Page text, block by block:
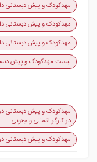
مهدکودک و پیش دبستانی
مهدکودک و پیش دبستانی
مهدکودک و پیش دبستانی
لیست مهدکودک و پیش
مهدکودک و پیش دبستانی
در کارگر شمالی و جنوبی
مهدکودک و پیش دبستانی در